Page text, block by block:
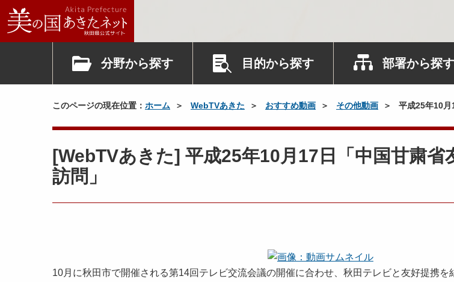
分野から探す 目的から探す 部署から探す
このページの現在位置： ホーム WebTVあきた おすすめ動画 その他動画 平成25年10月
[WebTVあきた] 平成25年10月17日「中国甘粛省
訪問」
10月に秋田市で開催される第14回テレビ交流会議の開催に合わせ、秋田テレビと友好提携